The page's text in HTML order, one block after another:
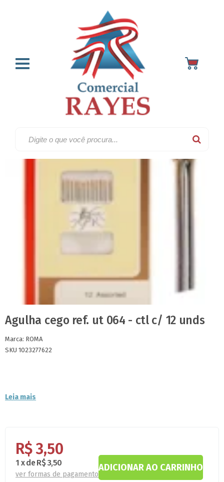
Artigos para costura Agulhas & alfinetes
Agulha cego ref. ut 064 - ctl c/ 12 unds
Marca: ROMA
SKU 1023277622
Leia mais
R$ 3,50
1 x de R$ 3,50
ver formas de pagamento